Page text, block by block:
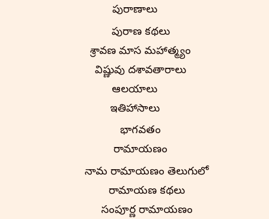
పురాణాలు
పురాణ కథలు
శ్రావణ మాస మహాత్మ్యం
విష్ణువు దశావతారాలు
ఆలయాలు
ఇతిహాసాలు
భాగవతం
రామాయణం
నామ రామాయణం తెలుగులో
రామాయణ కథలు
సంపూర్ణ రామాయణం